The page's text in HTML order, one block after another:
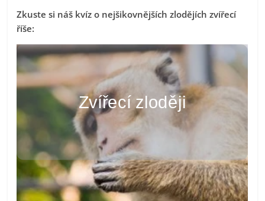
Zkuste si náš kvíz o nejšikovnějších zlodějích zvířecí
říše: